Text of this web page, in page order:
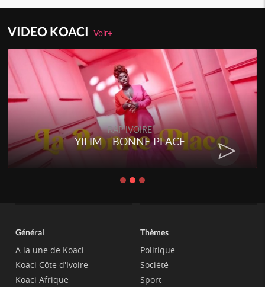
VIDEO KOACIVoir+
RAP IVOIRE
YILIM - BONNE PLACE
Général
A la une de Koaci
Koaci Côte d'Ivoire
Koaci Afrique
Thèmes
Politique
Société
Sport